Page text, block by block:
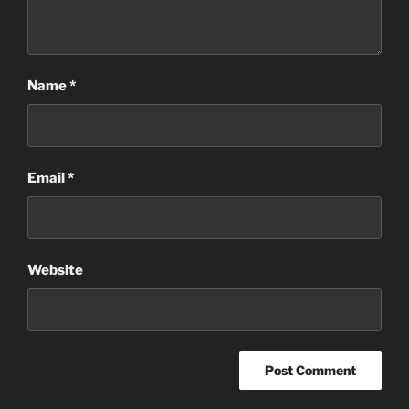
Name*
Email*
Website